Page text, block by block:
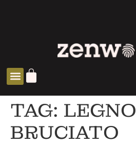
TAG: LEGNO
BRUCIATO